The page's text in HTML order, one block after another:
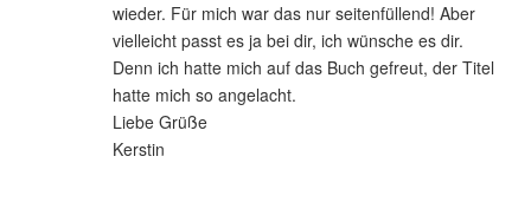
wieder. Für mich war das nur seitenfüllend! Aber
vielleicht passt es ja bei dir, ich wünsche es dir.
Denn ich hatte mich auf das Buch gefreut, der Titel
hatte mich so angelacht.
Liebe Grüße
Kerstin